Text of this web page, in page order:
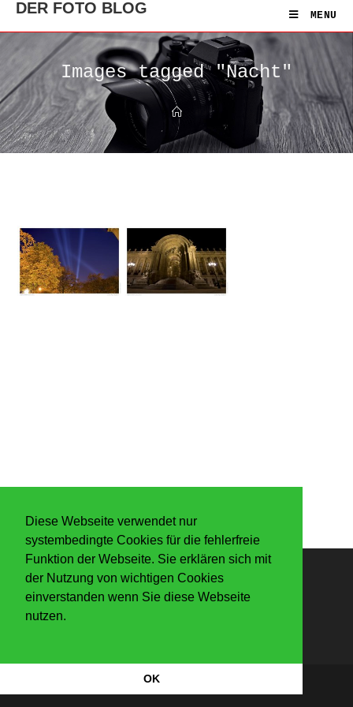
Diese Webseite verwendet nur
systembedingte Cookies für die fehlerfreie
Funktion der Webseite. Sie erklären sich mit
der Nutzung von wichtigen Cookies
einverstanden wenn Sie diese Webseite
nutzen.
OK
DER FOTO BLOG MENU
Images tagged "Nacht"
Anmelden
Datenschutzerkärung